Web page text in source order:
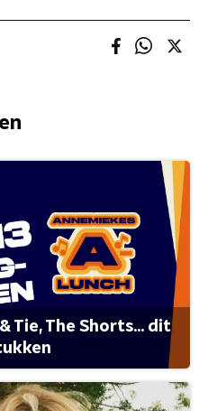
Tie, The Shorts... dit